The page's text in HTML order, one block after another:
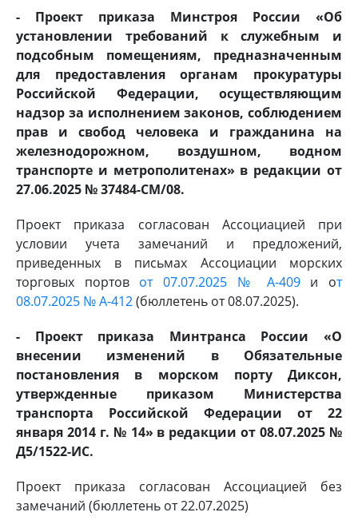
- Проект приказа Минстроя России «Об
установлении требований к служебным и
подсобным помещениям, предназначенным
для предоставления органам прокуратуры
Российской Федерации, осуществляющим
надзор за исполнением законов, соблюдением
прав и свобод человека и гражданина на
железнодорожном, воздушном, водном
транспорте и метрополитенах» в редакции от
27.06.2025 № 37484-СМ/08.
Проект приказа согласован Ассоциацией при
условии учета замечаний и предложений,
приведенных в письмах Ассоциации морских
торговых портов от 07.07.2025 № А-409и от
08.07.2025 № А-412(бюллетень от 08.07.2025).
- Проект приказа Минтранса России «О
внесении изменений в Обязательные
постановления в морском порту Диксон,
утвержденные приказом Министерства
транспорта Российской Федерации от 22
января 2014 г. № 14» в редакции от 08.07.2025 №
Д5/1522-ИС.
Проект приказа согласован Ассоциацией без
замечаний (бюллетень от 22.07.2025)